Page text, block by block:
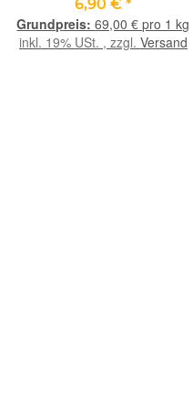
angetrommelt - ca. 100 g (GKS) -
Restbestand -
6,90 € *
69,00 € pro 1 kg
inkl. 19% USt. , zzgl. Versand